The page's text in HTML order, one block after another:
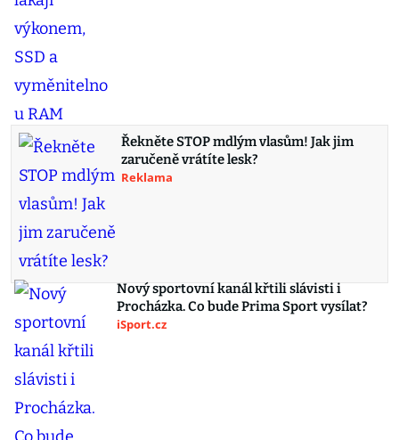
Řekněte STOP mdlým vlasům! Jak jim
zaručeně vrátíte lesk?
Reklama
Nový sportovní kanál křtili slávisti i
Procházka. Co bude Prima Sport vysílat?
iSport.cz